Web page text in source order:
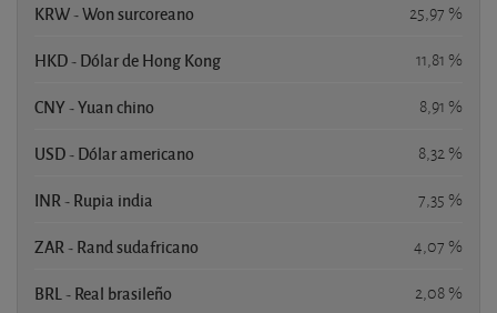
KRW - Won surcoreano 25,97 %
HKD - Dólar de Hong Kong 11,81 %
CNY - Yuan chino 8,91 %
USD - Dólar americano 8,32 %
INR - Rupia india 7,35 %
ZAR - Rand sudafricano 4,07 %
BRL - Real brasileño 2,08 %